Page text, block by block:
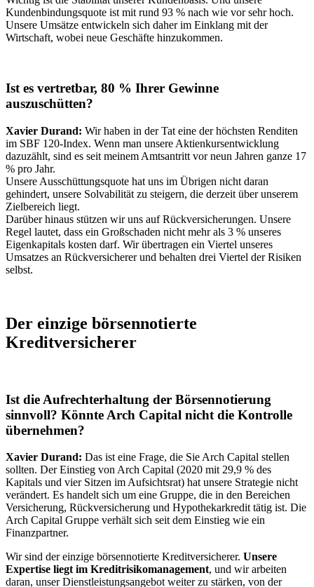
Kundenbindungsquote ist mit rund 93 % nach wie vor sehr hoch.
Unsere Umsätze entwickeln sich daher im Einklang mit der
Wirtschaft, wobei neue Geschäfte hinzukommen.
Ist es vertretbar, 80 % Ihrer Gewinne
auszuschütten?
Xavier Durand: Wir haben in der Tat eine der höchsten Renditen
im SBF 120-Index. Wenn man unsere Aktienkursentwicklung
dazuzählt, sind es seit meinem Amtsantritt vor neun Jahren ganze 17
% pro Jahr.
Unsere Ausschüttungsquote hat uns im Übrigen nicht daran
gehindert, unsere Solvabilität zu steigern, die derzeit über unserem
Zielbereich liegt.
Darüber hinaus stützen wir uns auf Rückversicherungen. Unsere
Regel lautet, dass ein Großschaden nicht mehr als 3 % unseres
Eigenkapitals kosten darf. Wir übertragen ein Viertel unseres
Umsatzes an Rückversicherer und behalten drei Viertel der Risiken
selbst.
Der einzige börsennotierte
Kreditversicherer
Ist die Aufrechterhaltung der Börsennotierung
sinnvoll? Könnte Arch Capital nicht die Kontrolle
übernehmen?
Xavier Durand: Das ist eine Frage, die Sie Arch Capital stellen
sollten. Der Einstieg von Arch Capital (2020 mit 29,9 % des
Kapitals und vier Sitzen im Aufsichtsrat) hat unsere Strategie nicht
verändert. Es handelt sich um eine Gruppe, die in den Bereichen
Versicherung, Rückversicherung und Hypothekarkredit tätig ist. Die
Arch Capital Gruppe verhält sich seit dem Einstieg wie ein
Finanzpartner.
Wir sind der einzige börsennotierte Kreditversicherer. Unsere
Expertise liegt im Kreditrisikomanagement, und wir arbeiten
daran, unser Dienstleistungsangebot weiter zu stärken, von der